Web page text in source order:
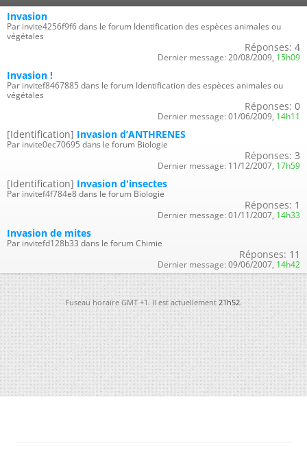
Invasion
Par invite4256f9f6 dans le forum Identification des espèces animales ou
végétales
Réponses: 4
Dernier message: 20/08/2009, 15h09
Invasion !
Par invitef8467885 dans le forum Identification des espèces animales ou
végétales
Réponses: 0
Dernier message: 01/06/2009, 14h11
[Identification] Invasion d’ANTHRENES
Par invite0ec70695 dans le forum Biologie
Réponses: 3
Dernier message: 11/12/2007, 17h59
[Identification] Invasion d'insectes
Par invitef4f784e8 dans le forum Biologie
Réponses: 1
Dernier message: 01/11/2007, 14h33
Invasion de mites
Par invitefd128b33 dans le forum Chimie
Réponses: 11
Dernier message: 09/06/2007, 14h42
Fuseau horaire GMT +1. Il est actuellement21h52.